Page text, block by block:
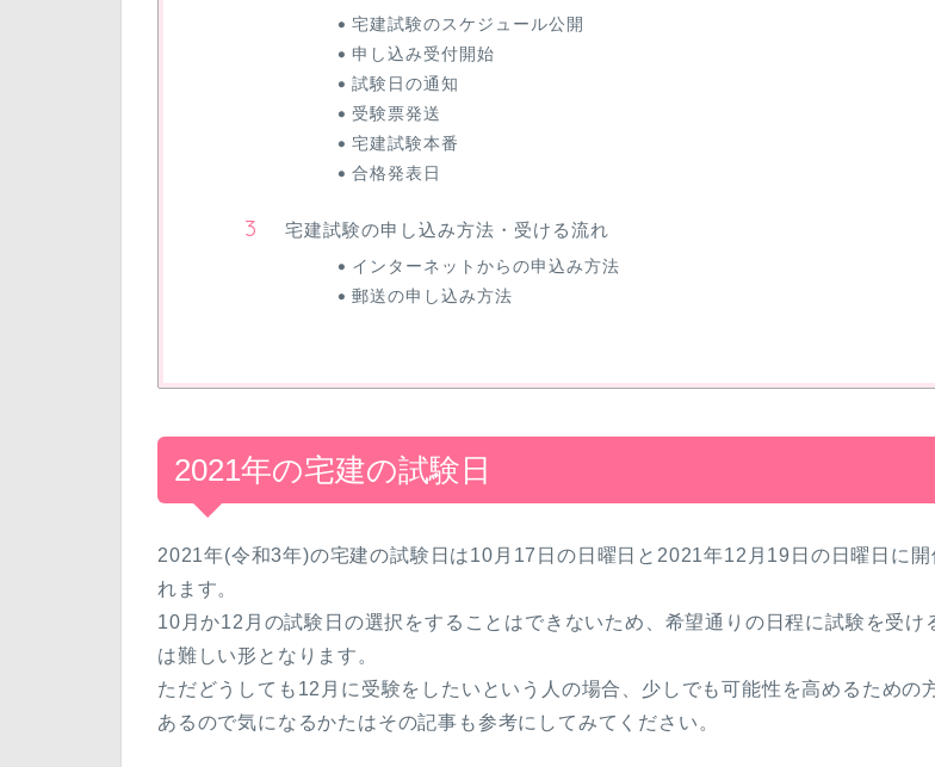
宅建試験のスケジュール公開
申し込み受付開始
試験日の通知
受験票発送
宅建試験本番
合格発表日
宅建試験の申し込み方法・受ける流れ
インターネットからの申込み方法
郵送の申し込み方法
2021年の宅建の試験日
2021年(令和3年)の宅建の試験日は10月17日の日曜日と2021年12月19日の日曜日に開
れます。
10月か12月の試験日の選択をすることはできないため、希望通りの日程に試験を受け
は難しい形となります。
ただどうしても12月に受験をしたいという人の場合、少しでも可能性を高めるための
あるので気になるかたはその記事も参考にしてみてください。